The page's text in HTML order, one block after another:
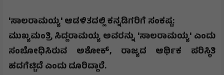
'ಸಾಲರಾಮಯ್ಯ'ಆಡಳಿತದಲ್ಲಿ ಕನ್ನಡಿಗರಿಗೆ ಸಂಕಷ್ಟ:
​ಮುಖ್ಯಮಂತ್ರಿ ಸಿದ್ದರಾಮಯ್ಯ ಅವರನ್ನು 'ಸಾಲರಾಮಯ್ಯ' ಎಂದು
ಸಂಬೋಧಿಸಿರುವ ಅಶೋಕ್, ರಾಜ್ಯದ ಆರ್ಥಿಕ ಪರಿಸ್ಥಿತಿ
ಹದಗೆಟ್ಟಿದೆ ಎಂದು ದೂರಿದ್ದಾರೆ.